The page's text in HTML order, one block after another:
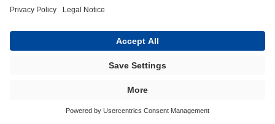
CONSTRUCCIÓN